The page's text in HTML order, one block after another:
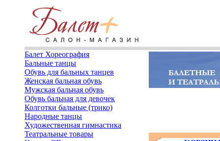
Балет Хореография
Бальные танцы
Обувь для бальных танцев
Женская бальная обувь
Мужская бальная обувь
Обувь бальная для девочек
Колготки бальные (трико)
Народные танцы
Художественная гимнастика
Театральные товары